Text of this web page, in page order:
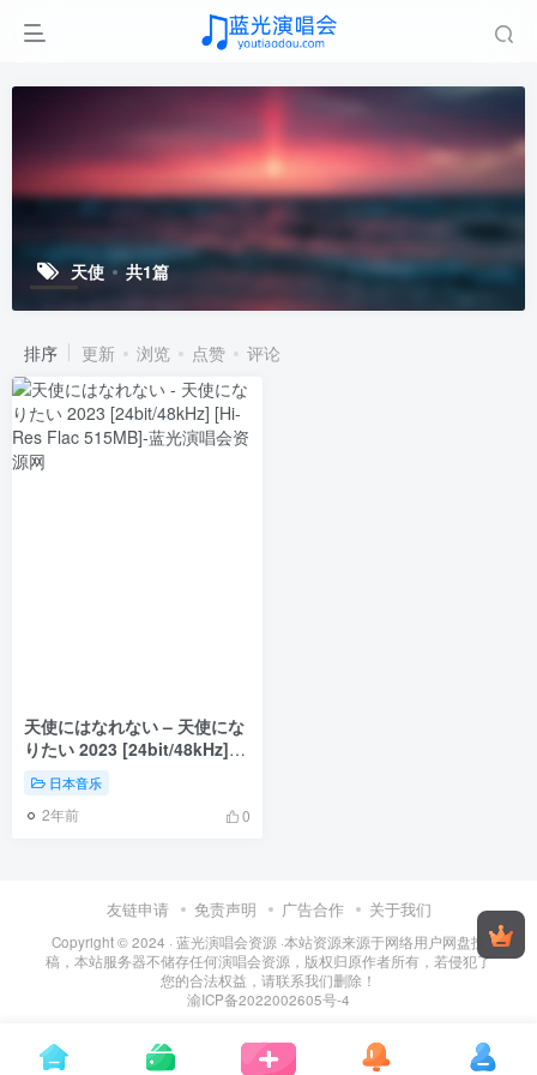
天使 共1篇
排序 更新 浏览 点赞 评论
天使にはなれない – 天使にな
りたい 2023 [24bit/48kHz]
[Hi-Res Flac 515MB]
日本音乐
2年前 0
友链申请 免责声明 广告合作 关于我们
Copyright © 2024 · 蓝光演唱会资源 ·本站资源来源于网络用户网盘投
稿，本站服务器不储存任何演唱会资源，版权归原作者所有，若侵犯了
您的合法权益，请联系我们删除！
渝ICP备2022002605号-4